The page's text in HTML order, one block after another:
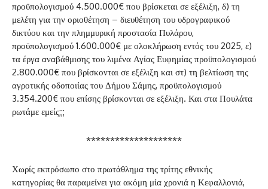
προϋπολογισμού 4.500.000€ που βρίσκεται σε εξέλιξη, δ) τη
μελέτη για την οριοθέτηση – διευθέτηση του υδρογραφικού
δικτύου και την πλημμυρική προστασία Πυλάρου,
προϋπολογισμού 1.600.000€ με ολοκλήρωση εντός του 2025, ε)
τα έργα αναβάθμισης του λιμένα Αγίας Ευφημίας προϋπολογισμού
2.800.000€ που βρίσκονται σε εξέλιξη και στ) τη βελτίωση της
αγροτικής οδοποιίας του Δήμου Σάμης, προϋπολογισμού
3.354.200€ που επίσης βρίσκονται σε εξέλιξη. Και στα Πουλάτα
ρωτάμε εμείς;;;
********************
Χωρίς εκπρόσωπο στο πρωτάθλημα της τρίτης εθνικής
κατηγορίας θα παραμείνει για ακόμη μία χρονιά η Κεφαλλονιά,